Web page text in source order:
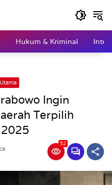
Hukum & Kriminal
Utama
Ingin
Terpilih
52